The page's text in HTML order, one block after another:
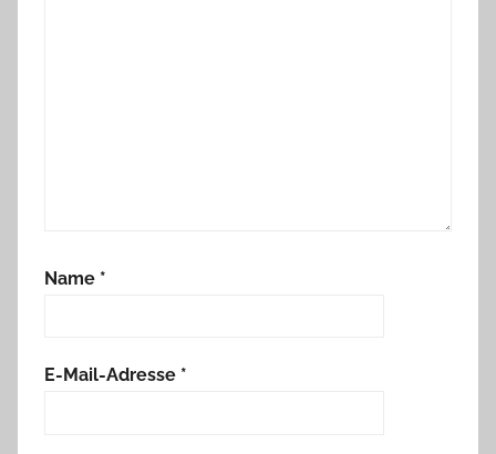
Name *
E-Mail-Adresse *